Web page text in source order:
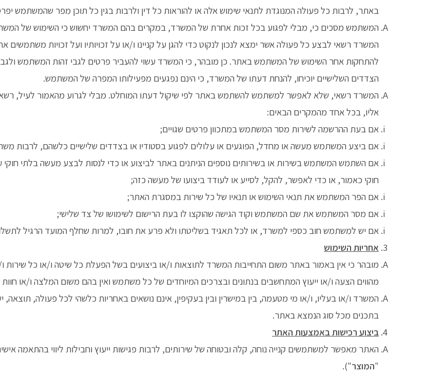
באתר, לרבות כל פעולה המנוגדת לתנאי שימוש אלה או להוראות כל דין ולרבות בגין כל תוכן מפר שהמשתמש
המשתמש מסכים כי, מבלי לפגוע בכל זכות אחרת של המשרד, במקרים בהם המשרד יחשוש כי השימוש של
המשרד רשאי לבצע כל פעולה אשר ימצא לנכון לנקוט כדי להגן על קניינו ו/או על זכויותיו ועל זכויות
להתחקות אחר השימוש של המשתמש באתר. כן מובהר, כי המשרד עשוי להעביר פרטים לגבי זהות המשתמש
הצדדים השלישיים יוכיחו, להנחת דעתו של המשרד, כי הינם נפגעים מפעילותו המפרה של המשתמש.
המשרד רשאי, שלא לאפשר למשתמש להשתמש באתר לפי שיקול דעתו המוחלט. מבלי לגרוע מהאמור לעיל,
אליו, בכל אחד מהמקרים הבאים:
אם בעת ההרשמה לשירות מסר המשתמש במתכוון פרטים שגויים;
אם ביצע המשתמש מעשה או מחדל, הפוגעים או עלולים לפגוע בסטודיו או בצדדים שלישיים כלשהם, לרבות
אם השתמש המשתמש בשירות או בשירותים נוספים הניתנים באתר לביצוע או כדי לנסות לבצע מעשה בלתי חוקי
חוקי כאמור, או כדי לאפשר, להקל, לסייע או לעודד ביצועו של מעשה כזה;
אם הפר המשתמש את תנאי השימוש או תנאיו של כל שירות במסגרת האתר;
אם מסר המשתמש את שם המשתמש וקוד הגישה שהוקצו לו בעת הרישום לשימושו של צד שלישי;
אם יש למשתמש חוב כספי למשרד, או לכל תאגיד בשליטתו ולא פרע את חובו, למרות שחלף המועד הרגיל
אחריות השימוש
מובהר כי אין באמור באתר משום התחייבות המשרד לתוצאות ו/או ביצועים בשל הפעלת כל שיטה ו/או כל שירות
מהווים הצעה ו/או ייעוץ המתחשבים בנתונים ובצרכים המיוחדים של כל משתמש ואין בהם משום המלצה ו/או
המשרד ו/או בעליו, ו/או מי מטעמה, בין במישרין ובין בעקיפין, אינם נושאים באחריות כלשהי לכל פעולה,
בתכנים מכל סוג הנמצא באתר.
ביצוע רכישות באמצעות האתר
האתר מאפשר למשתמשים קנייה נוחה, קלה ובטוחה של שירותים, לרבות פגישות ייעוץ וחבילות ליווי בהתאמה
"המוצר").